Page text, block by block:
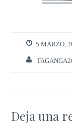
5 MARZO,
Deja una